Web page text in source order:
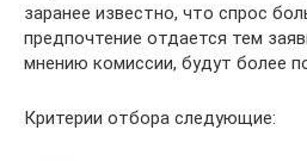
заранее известно, что спрос
предпочтение отдается тем
мнению комиссии, будут более
Критерии отбора следующие: